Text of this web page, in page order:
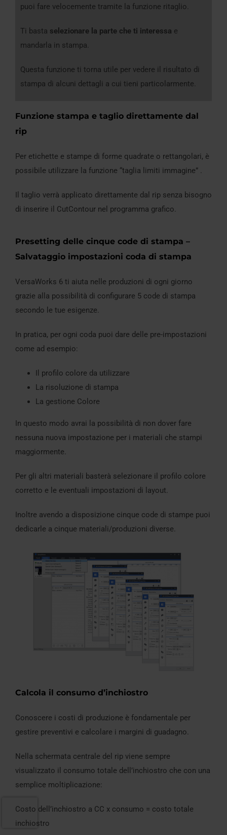
puoi fare velocemente tramite la funzione ritaglio.
Ti basta selezionare la parte che ti interessa e
mandarla in stampa.
Questa funzione ti torna utile per vedere il risultato di
stampa di alcuni dettagli a cui tieni particolarmente.
Funzione stampa e taglio direttamente dal
rip
Per etichette e stampe di forme quadrate o rettangolari, è
possibile utilizzare la funzione “taglia limiti immagine” .
Il taglio verrà applicato direttamente dal rip senza bisogno
di inserire il CutContour nel programma grafico.
Presetting delle cinque code di stampa –
Salvataggio impostazioni coda di stampa
VersaWorks 6 ti aiuta nelle produzioni di ogni giorno
grazie alla possibilità di configurare 5 code di stampa
secondo le tue esigenze.
In pratica, per ogni coda puoi dare delle pre-impostazioni
come ad esempio:
Il profilo colore da utilizzare
La risoluzione di stampa
La gestione Colore
In questo modo avrai la possibilità di non dover fare
nessuna nuova impostazione per i materiali che stampi
maggiormente.
Per gli altri materiali basterà selezionare il profilo colore
corretto e le eventuali impostazioni di layout.
Inoltre avendo a disposizione cinque code di stampe puoi
dedicarle a cinque materiali/produzioni diverse.
Calcola il consumo d’inchiostro
Conoscere i costi di produzione è fondamentale per
gestire preventivi e calcolare i margini di guadagno.
Nella schermata centrale del rip viene sempre
visualizzato il consumo totale dell’inchiostro che con una
semplice moltiplicazione:
Costo dell’inchiostro a CC x consumo = costo totale
inchiostro